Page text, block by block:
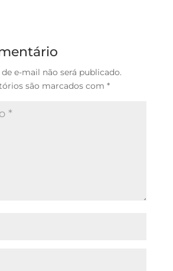
e-mail não será publicado.
são marcados com *